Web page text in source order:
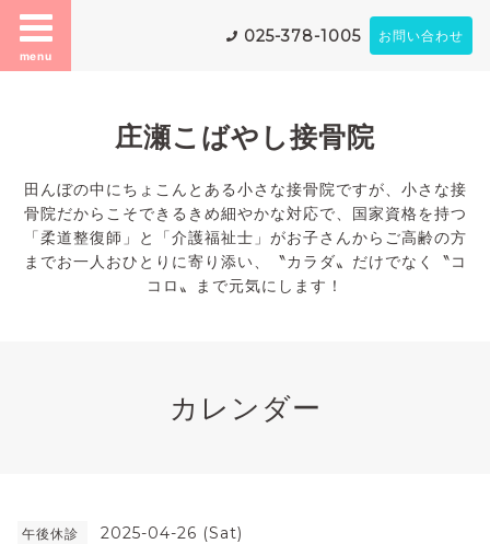
menu
025-378-1005 お問い合わせ
庄瀬こばやし接骨院
田んぼの中にちょこんとある小さな接骨院ですが、小さな接
骨院だからこそできるきめ細やかな対応で、国家資格を持つ
「柔道整復師」と「介護福祉士」がお子さんからご高齢の方
までお一人おひとりに寄り添い、〝カラダ〟だけでなく〝コ
コロ〟まで元気にします！
カレンダー
午後休診 2025-04-26 (Sat)